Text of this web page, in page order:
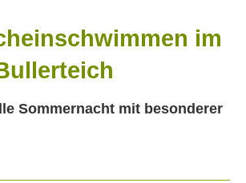
im
Sommernacht mit besonderer